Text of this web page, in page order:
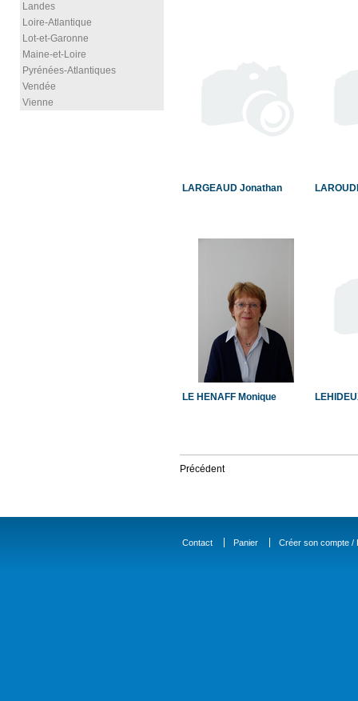
Landes
Loire-Atlantique
Lot-et-Garonne
Maine-et-Loire
Pyrénées-Atlantiques
Vendée
Vienne
LARGEAUD Jonathan
LE HENAFF Monique
Précédent
Contact Panier Créer son compte /